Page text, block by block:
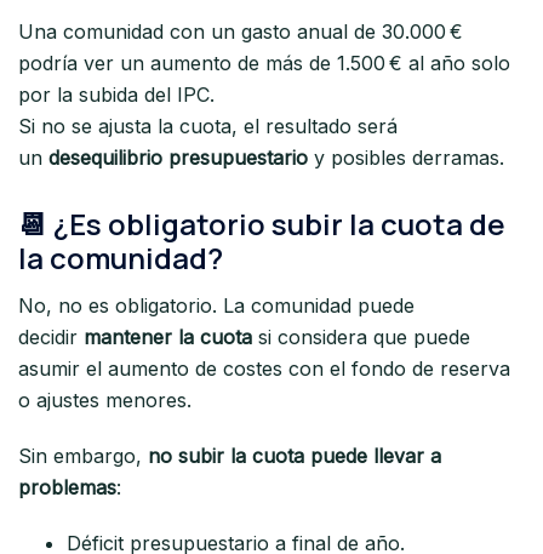
Una comunidad con un gasto anual de 30.000 €
podría ver un aumento de más de 1.500 € al año solo
por la subida del IPC.
Si no se ajusta la cuota, el resultado será
un desequilibrio presupuestario y posibles derramas.
📆 ¿Es obligatorio subir la cuota de
la comunidad?
No, no es obligatorio. La comunidad puede
decidir mantener la cuota si considera que puede
asumir el aumento de costes con el fondo de reserva
o ajustes menores.
Sin embargo, no subir la cuota puede llevar a
problemas:
Déficit presupuestario a final de año.